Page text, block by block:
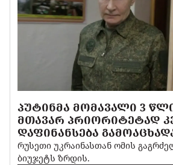
ᲞᲣᲢᲘᲜᲛᲐ ᲛᲝᲛᲐᲕᲐᲚᲘ 3
ᲛᲗᲐᲕᲐᲠ ᲞᲠᲘᲝᲠᲘᲢᲔᲢᲐᲓ
ᲓᲐᲤᲘᲜᲐᲜᲡᲔᲑᲐ
რუსეთი უკრაინასთან ომის
ბიუჯეტს ზრდის.